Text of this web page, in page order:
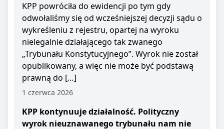
KPP powróciła do ewidencji po tym gdy
odwołaliśmy się od wcześniejszej decyzji sądu o
wykreśleniu z rejestru, opartej na wyroku
nielegalnie działającego tak zwanego
„Trybunału Konstytucyjnego”. Wyrok nie został
opublikowany, a więc nie może być podstawą
prawną do […]
1 czerwca 2026
KPP kontynuuje działalność. Polityczny
wyrok nieuznawanego trybunału nam nie